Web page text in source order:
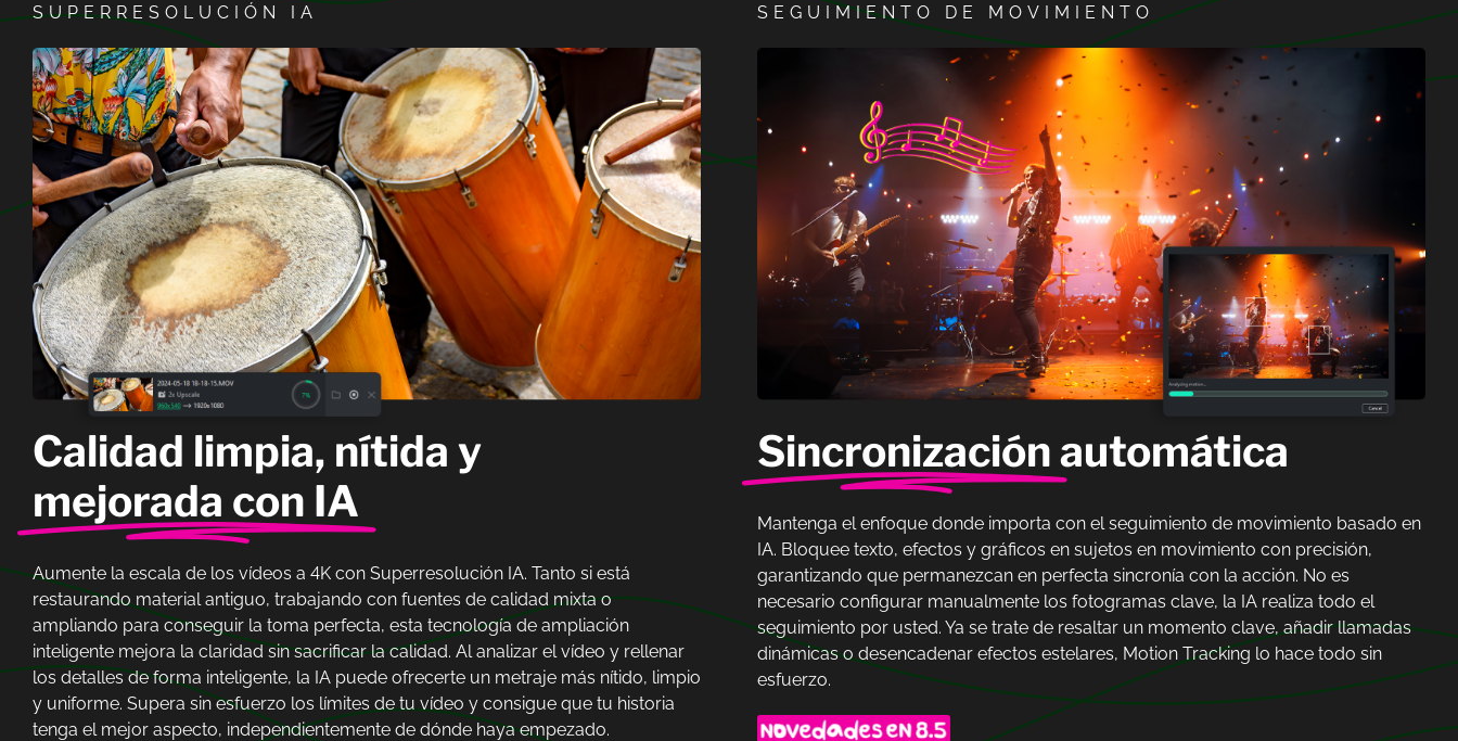
SUPERRESOLUCIÓN IA
Calidad limpia, nítida y
mejorada con IA
Aumente la escala de los vídeos a 4K con Superresolución IA. Tanto si está
restaurando material antiguo, trabajando con fuentes de calidad mixta o
ampliando para conseguir la toma perfecta, esta tecnología de ampliación
inteligente mejora la claridad sin sacrificar la calidad. Al analizar el vídeo y rellenar
los detalles de forma inteligente, la IA puede ofrecerte un metraje más nítido, limpio
y uniforme. Supera sin esfuerzo los límites de tu vídeo y consigue que tu historia
tenga el mejor aspecto, independientemente de dónde haya empezado.
SEGUIMIENTO DE MOVIMIENTO
Sincronizaciónautomática
Mantenga el enfoque donde importa con el seguimiento de movimiento basado en
IA. Bloquee texto, efectos y gráficos en sujetos en movimiento con precisión,
garantizando que permanezcan en perfecta sincronía con la acción. No es
necesario configurar manualmente los fotogramas clave, la IA realiza todo el
seguimiento por usted. Ya se trate de resaltar un momento clave, añadir llamadas
dinámicas o desencadenar efectos estelares, Motion Tracking lo hace todo sin
esfuerzo.